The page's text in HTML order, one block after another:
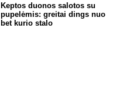
Keptos duonos salotos su
pupelėmis: greitai dings nuo
bet kurio stalo